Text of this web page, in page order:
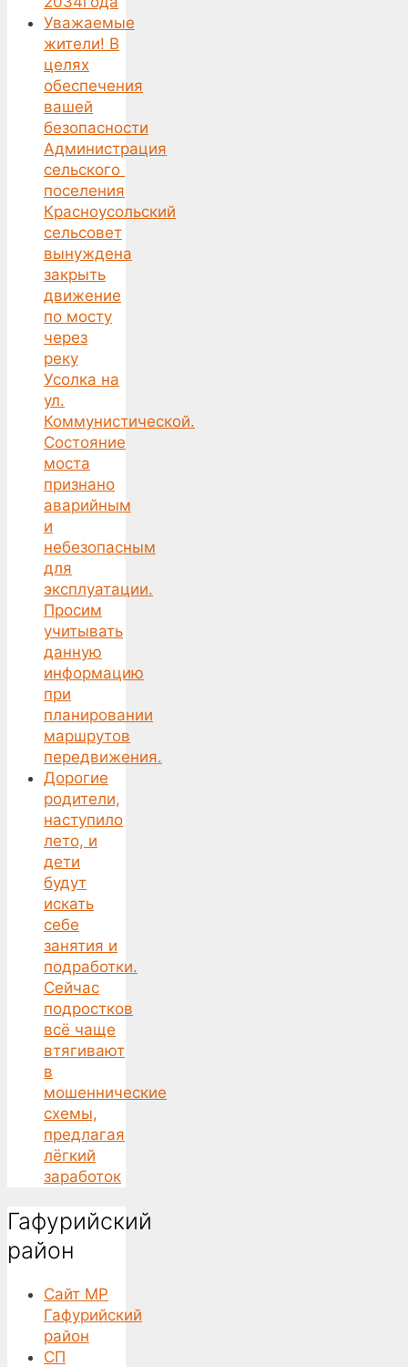
Уважаемые
жители! В
целях
обеспечения
вашей
безопасности
Администрация
сельского
поселения
Красноусольский
сельсовет
вынуждена
закрыть
движение
по мосту
через
реку
Усолка на
ул.
Коммунистической.
Состояние
моста
признано
аварийным
и
небезопасным
для
эксплуатации.
Просим
учитывать
данную
информацию
при
планировании
маршрутов
передвижения.
Дорогие
родители,
наступило
лето, и
дети
будут
искать
себе
занятия и
подработки.
Сейчас
подростков
всё чаще
втягивают
в
мошеннические
схемы,
предлагая
лёгкий
заработок
Гафурийский
район
Сайт МР
Гафурийский
район
СП